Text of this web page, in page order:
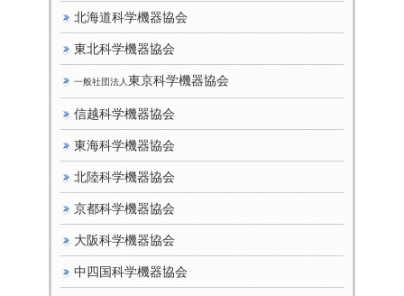
北海道科学機器協会
東北科学機器協会
一般社団法人 東京科学機器協会
信越科学機器協会
東海科学機器協会
北陸科学機器協会
京都科学機器協会
大阪科学機器協会
中四国科学機器協会